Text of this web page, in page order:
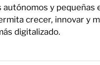
y pequeñas
crecer, innovar y
digitalizado.